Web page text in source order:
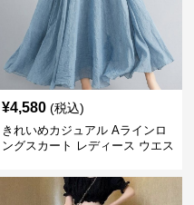
¥4,580 (税込)
きれいめカジュアル Aラインロ
ングスカート レディース ウエス
イズ ナチュラル エスニック風
フレアシルエット